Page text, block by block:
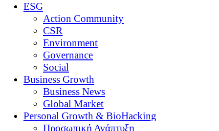
ESG
Action Community
CSR
Environment
Governance
Social
Business Growth
Business News
Global Market
Personal Growth & BioHacking
Προσωπική Ανάπτυξη